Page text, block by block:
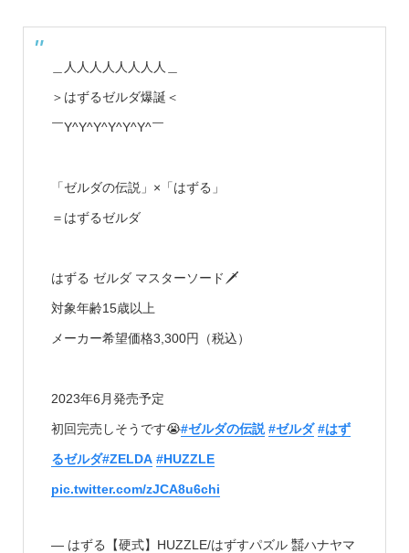
＿人人人人人人人人＿
＞はずるゼルダ爆誕＜
￣Y^Y^Y^Y^Y^Y^￣
「ゼルダの伝説」×「はずる」
＝はずるゼルダ
はずる ゼルダ マスターソード🗡
対象年齢15歳以上
メーカー希望価格3,300円（税込）
2023年6月発売予定
初回完売しそうです😭#ゼルダの伝説 #ゼルダ #はず
るゼルダ#ZELDA #HUZZLE
pic.twitter.com/zJCA8u6chi
— はずる【硬式】HUZZLE/はずすパズル ㍿ハナヤマ